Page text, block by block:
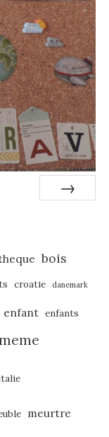
bois
croatie danemark
enfant enfants
meurtre